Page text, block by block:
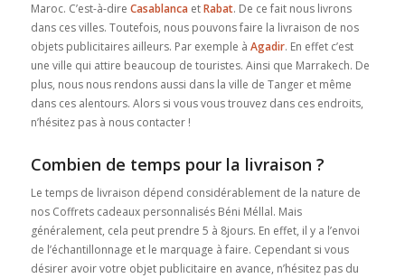
Maroc. C’est-à-dire Casablanca etRabat. De ce fait nous livrons
dans ces villes. Toutefois, nous pouvons faire la livraison de nos
objets publicitaires ailleurs. Par exemple à Agadir. En effet c’est
une ville qui attire beaucoup de touristes. Ainsi que Marrakech. De
plus, nous nous rendons aussi dans la ville de Tanger et même
dans ces alentours. Alors si vous vous trouvez dans ces endroits,
n’hésitez pas à nous contacter !
Combien de temps pour la livraison ?
Le temps de livraison dépend considérablement de la nature de
nos Coffrets cadeaux personnalisés Béni Méllal. Mais
généralement, cela peut prendre 5 à 8jours. En effet, il y a l’envoi
de l’échantillonnage et le marquage à faire. Cependant si vous
désirer avoir votre objet publicitaire en avance, n’hésitez pas du